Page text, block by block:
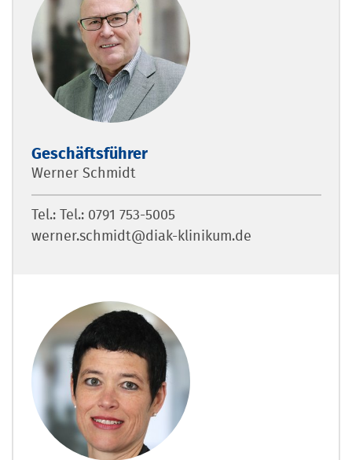
Geschäftsführer
Werner Schmidt
Tel.: Tel.: 0791 753-5005
werner.schmidt@diak-klinikum.de